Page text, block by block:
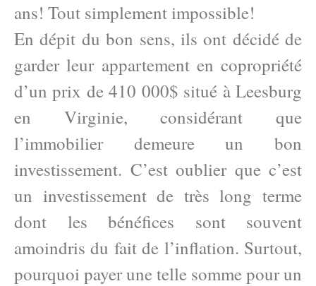
ans! Tout simplement impossible!
En dépit du bon sens, ils ont décidé de
garder leur appartement en copropriété
d’un prix de 410 000$ situé à Leesburg
en Virginie, considérant que
l’immobilier demeure un bon
investissement. C’est oublier que c’est
un investissement de très long terme
dont les bénéfices sont souvent
amoindris du fait de l’inflation. Surtout,
pourquoi payer une telle somme pour un